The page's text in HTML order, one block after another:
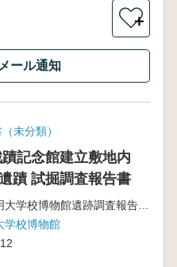
＋
ール通知
未分類）
蹟記念館建立敷地内
蹟 試掘調査報告書
啓明大学校博物館遺跡調査報告第9輯
学校博物館